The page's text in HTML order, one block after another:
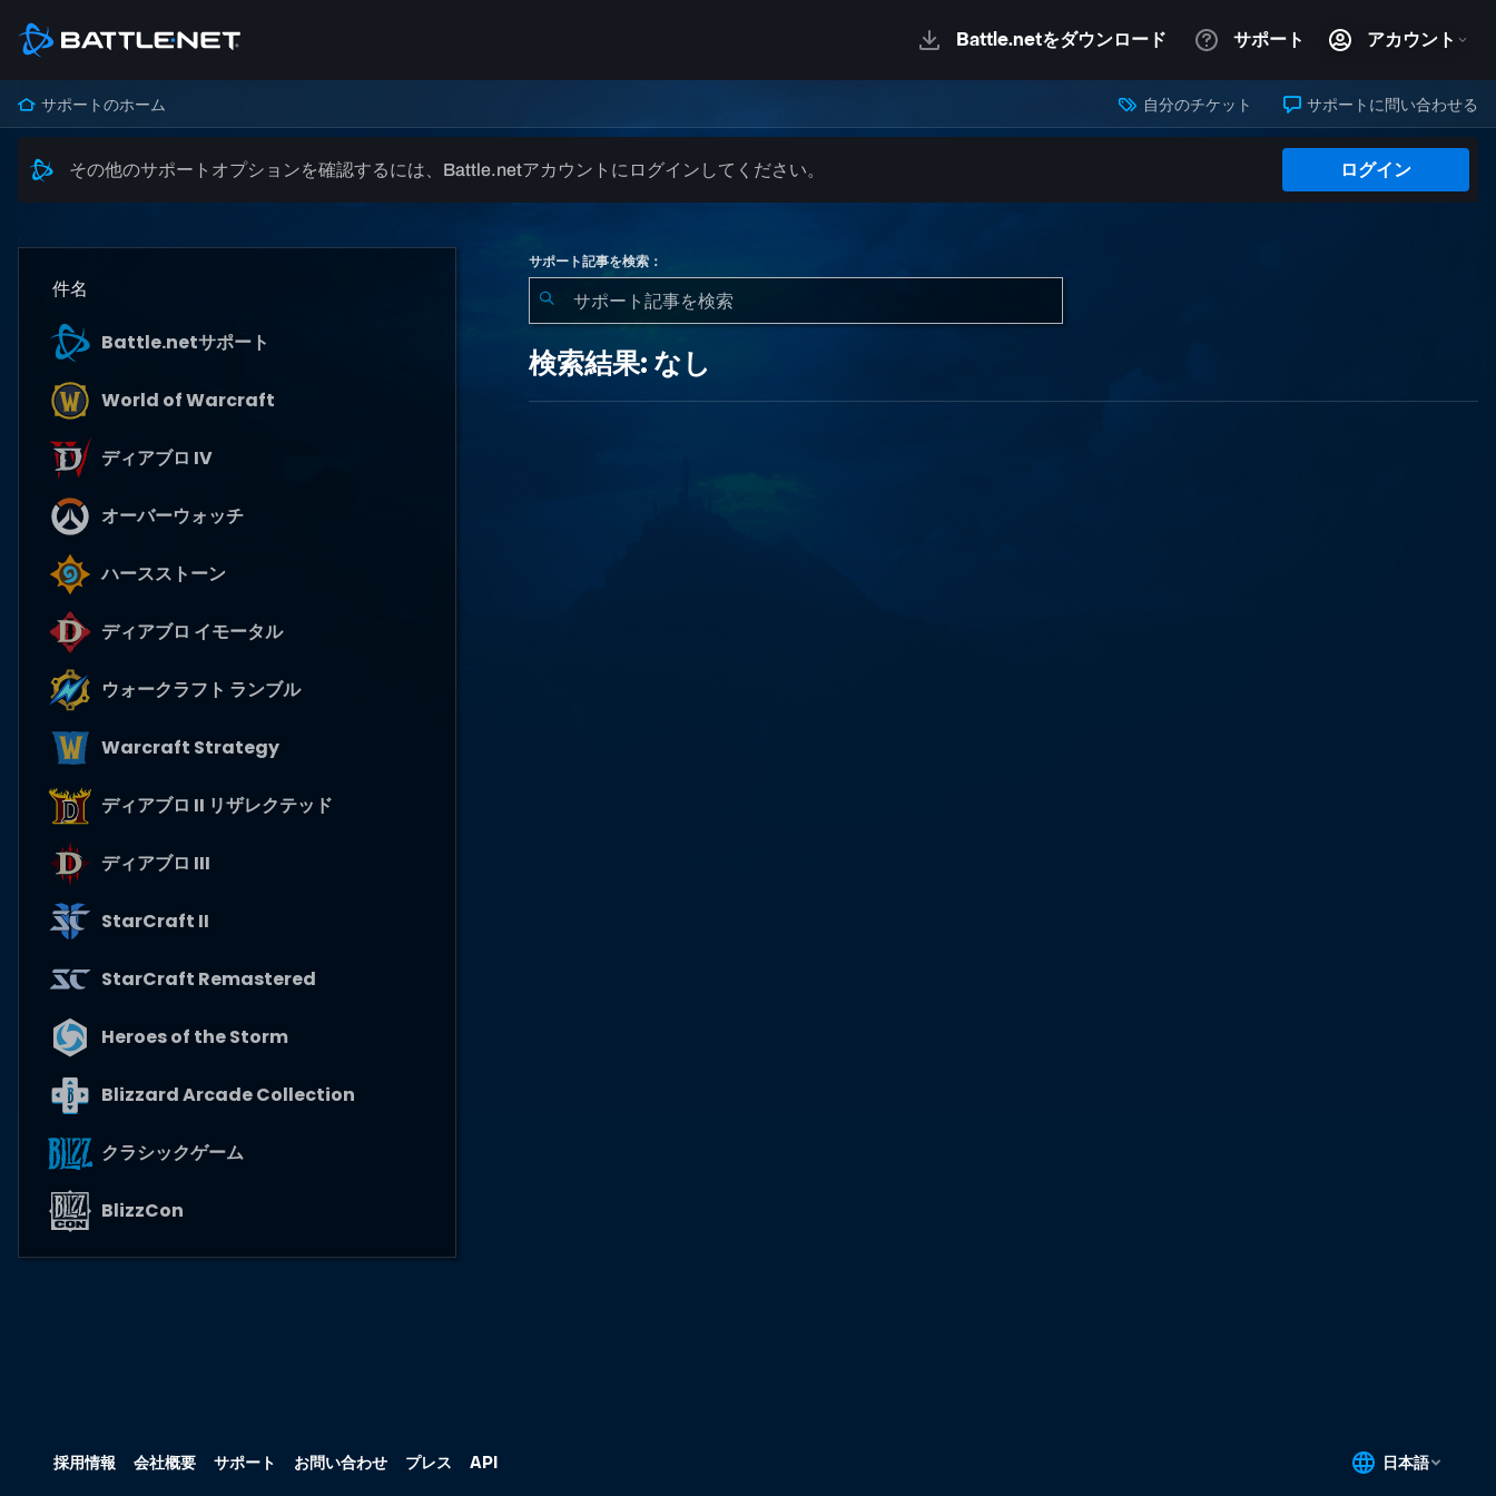
サポートのホーム 自分のチケット サポートに問い合わせる
その他のサポートオプションを確認するには、Battle.netアカウントにログインしてください。 ログイン
件名
Battle.netサポート
World of Warcraft
ディアブロ IV
オーバーウォッチ
ハースストーン
ディアブロ イモータル
ウォークラフト ランブル
Warcraft Strategy
ディアブロ II リザレクテッド
ディアブロ III
StarCraft II
StarCraft Remastered
Heroes of the Storm
Blizzard Arcade Collection
クラシックゲーム
BlizzCon
サポート記事を検索：
結
果:
検索結果: なし